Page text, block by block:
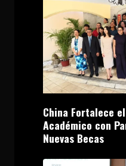
China Fortalece
Académico con
Nuevas Becas